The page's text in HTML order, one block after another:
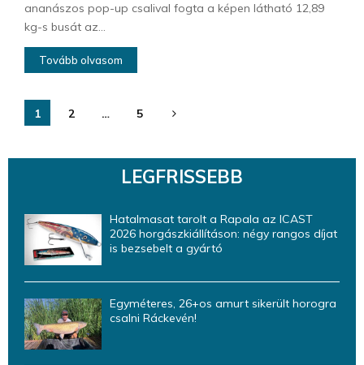
ananászos pop-up csalival fogta a képen látható 12,89
kg-s busát az...
Tovább olvasom
Bejegyzések
1 2 … 5
LEGFRISSEBB
Hatalmasat tarolt a Rapala az ICAST
2026 horgászkiállításon: négy rangos díjat
is bezsebelt a gyártó
Egyméteres, 26+os amurt sikerült horogra
csalni Ráckevén!